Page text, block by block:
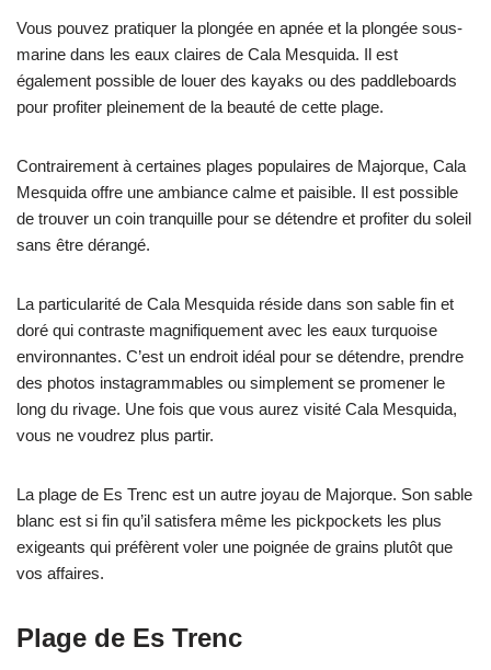
Vous pouvez pratiquer la plongée en apnée et la plongée sous-
marine dans les eaux claires de Cala Mesquida. Il est
également possible de louer des kayaks ou des paddleboards
pour profiter pleinement de la beauté de cette plage.
Contrairement à certaines plages populaires de Majorque, Cala
Mesquida offre une ambiance calme et paisible. Il est possible
de trouver un coin tranquille pour se détendre et profiter du soleil
sans être dérangé.
La particularité de Cala Mesquida réside dans son sable fin et
doré qui contraste magnifiquement avec les eaux turquoise
environnantes. C’est un endroit idéal pour se détendre, prendre
des photos instagrammables ou simplement se promener le
long du rivage. Une fois que vous aurez visité Cala Mesquida,
vous ne voudrez plus partir.
La plage de Es Trenc est un autre joyau de Majorque. Son sable
blanc est si fin qu’il satisfera même les pickpockets les plus
exigeants qui préfèrent voler une poignée de grains plutôt que
vos affaires.
Plage de Es Trenc